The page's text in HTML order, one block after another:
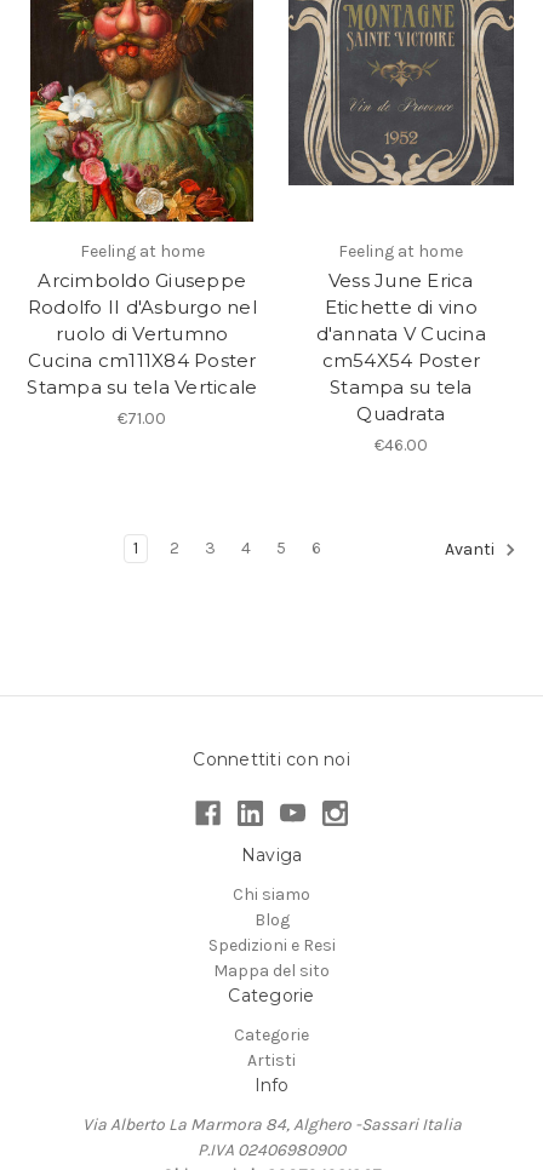
Feeling at home
Arcimboldo Giuseppe
Rodolfo II d'Asburgo nel
ruolo di Vertumno
Cucina cm111X84 Poster
Stampa su tela Verticale
€71.00
Feeling at home
Vess June Erica
Etichette di vino
d'annata V Cucina
cm54X54 Poster
Stampa su tela
Quadrata
€46.00
1 2 3 4 5 6 Avanti
Connettiti con noi
Naviga
Chi siamo
Blog
Spedizioni e Resi
Mappa del sito
Categorie
Categorie
Artisti
Info
Via Alberto La Marmora 84, Alghero -Sassari Italia
P.IVA 02406980900